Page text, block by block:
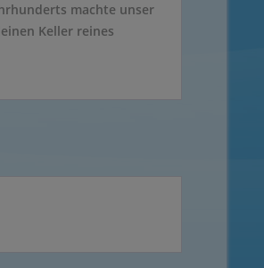
machte unser
Keller reines